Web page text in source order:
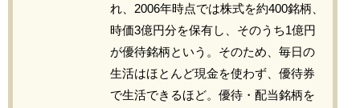
れ、2006年時点では株式を約400銘柄、
時価3億円分を保有し、そのうち1億円
が優待銘柄という。そのため、毎日の
生活はほとんど現金を使わず、優待券
で生活できるほど。優待・配当銘柄を